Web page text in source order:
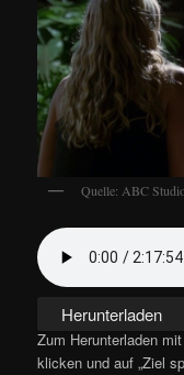
Quelle: ABC
Herunterladen
Zum Herunterladen
klicken und auf „Ziel